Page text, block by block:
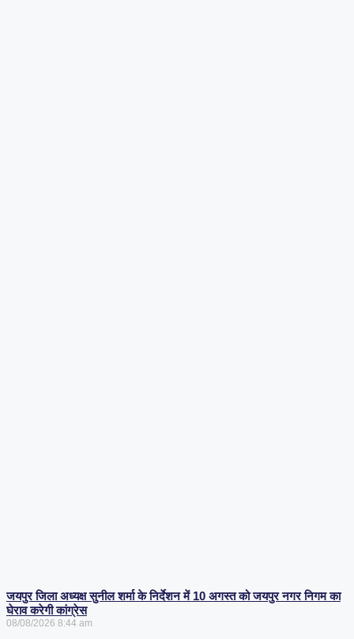
जयपुर जिला अध्यक्ष सुनील शर्मा के निर्देशन में 10 अगस्त को जयपुर नगर निगम का
घेराव करेगी कांग्रेस
08/08/2026 8:44 am